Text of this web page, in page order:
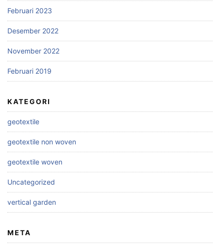
Februari 2023
Desember 2022
November 2022
Februari 2019
KATEGORI
geotextile
geotextile non woven
geotextile woven
Uncategorized
vertical garden
META